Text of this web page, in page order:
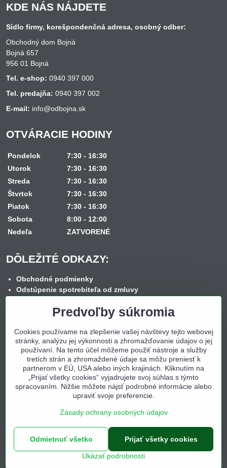
KDE NÁS NÁJDETE
Sídlo firmy, korešpondenčná adresa, osobný odber:
Obchodný dom Bojná
Bojná 657
956 01 Bojná
Tel. e-shop: 0940 397 000
Tel. predajňa: 0940 397 002
E-mail: info@odbojna.sk
OTVÁRACIE HODINY
Pondelok
7:30 - 16:30
Utorok
7:30 - 16:30
Streda
7:30 - 16:30
Štvrtok
7:30 - 16:30
Piatok
7:30 - 16:30
Sobota
8:00 - 12:00
Nedeľa
ZATVORENÉ
DÔLEŽITÉ ODKAZY:
Obchodné podmienky
Odstúpenie spotrebiteľa od zmluvy
Reklamačný formulár
Spôsob platby
Nákup na splátky
Ochrana osobných údajov
Cookies
Kontakt
©
Copyright
Predvoľby súkromiaZásady ochrany osobných údajov
Vytvorené pomocou:BiznisWeb.sk
Predvoľby súkromia
Cookies používame na zlepšenie vašej návštevy tejto webovej
stránky, analýzu jej výkonnosti a zhromažďovanie údajov o jej
používaní. Na tento účel môžeme použiť nástroje a služby
tretích strán a zhromaždené údaje sa môžu preniesť k
partnerom v EÚ, USA alebo iných krajinách. Kliknutím na
„Prijať všetky cookies“ vyjadrujete svoj súhlas s týmto
spracovaním. Nižšie môžete nájsť podrobné informácie alebo
upraviť svoje preferencie.
Zásady ochrany osobných údajov
Ukázať podrobnosti
Prijať všetky cookies
Odmietnuť všetko